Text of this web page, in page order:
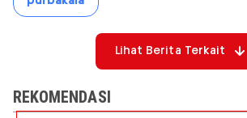
Lihat Berita Terkait